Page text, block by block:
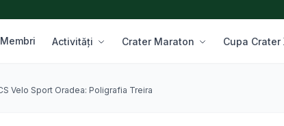
Membri Activități Crater Maraton Cupa Crater
Velo Sport Oradea: Poligrafia Treira